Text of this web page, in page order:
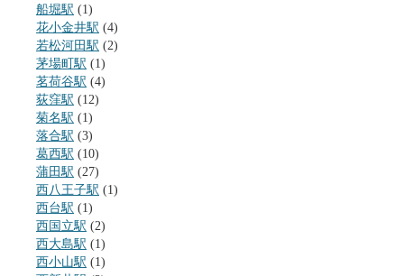
船堀駅 (1)
花小金井駅 (4)
若松河田駅 (2)
茅場町駅 (1)
茗荷谷駅 (4)
荻窪駅 (12)
菊名駅 (1)
落合駅 (3)
葛西駅 (10)
蒲田駅 (27)
西八王子駅 (1)
西台駅 (1)
西国立駅 (2)
西大島駅 (1)
西小山駅 (1)